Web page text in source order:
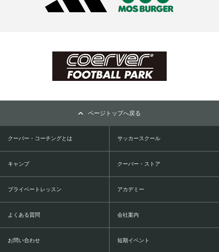
ページトップへ戻る
クーバー・コーチングとは サッカースクール
キャンプ クーバー・ストア
プライベートレッスン アカデミー
よくある質問 会社案内
お問い合わせ 短期イベント